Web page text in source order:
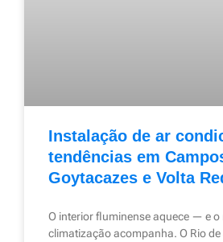
Instalação de ar
tendências em
Goytacazes e Volta
O interior fluminense aquece — e o
climatização acompanha. O Rio